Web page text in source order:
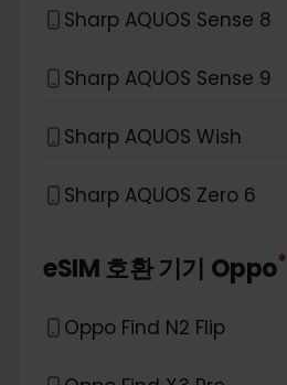
Sharp AQUOS Sense 8
Sharp AQUOS Sense 9
Sharp AQUOS Wish
Sharp AQUOS Zero 6
eSIM 호환 기기 Oppo*
Oppo Find N2 Flip